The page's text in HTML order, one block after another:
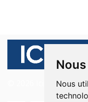
Nous
© 2026 Ici